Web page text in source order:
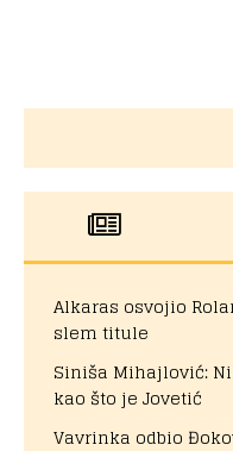
Alkaras osvojio
slem titule
Siniša Mihajlović:
kao što je Jovetić
Vavrinka odbio